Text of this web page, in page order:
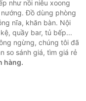
như nồi niêu xoong
Đồ dùng phòng
nĩa, khăn bàn. Nội
quầy bar, tủ bếp...
ngừng, chúng tôi đã
so sánh giá, tìm giá rẻ
hàng.